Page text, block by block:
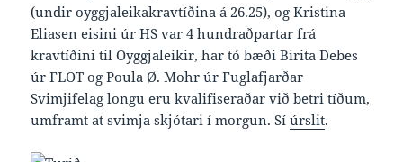
(undir oyggjaleikakravtíðina á 26.25), og Kristina
Eliasen eisini úr HS var 4 hundraðpartar frá
kravtíðini til Oyggjaleikir, har tó bæði Birita Debes
úr FLOT og Poula Ø. Mohr úr Fuglafjarðar
Svimjifelag longu eru kvalifiseraðar við betri tíðum,
umframt at svimja skjótari í morgun. Síúrslit.